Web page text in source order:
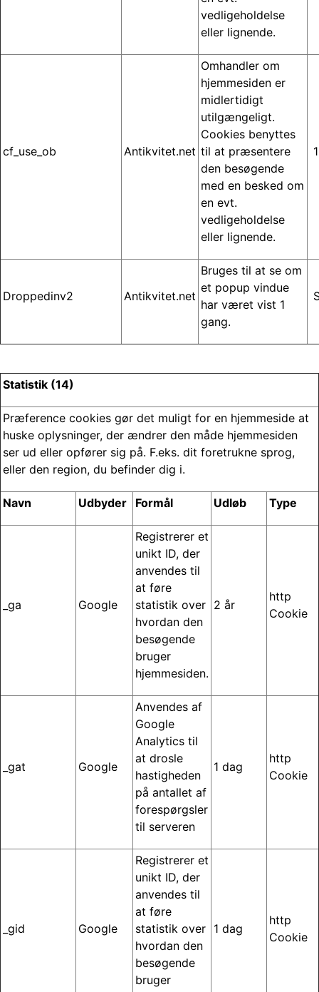
vedligeholdelse
eller lignende.
cf_use_ob Antikvitet.net
Omhandler om
hjemmesiden er
midlertidigt
utilgængeligt.
Cookies benyttes
til at præsentere
den besøgende
med en besked om
en evt.
vedligeholdelse
eller lignende.
Droppedinv2 Antikvitet.net
Bruges til at se om
et popup vindue
har været vist 1
gang.
Statistik (14)
Præference cookies gør det muligt for en hjemmeside at
huske oplysninger, der ændrer den måde hjemmesiden
ser ud eller opfører sig på. F.eks. dit foretrukne sprog,
eller den region, du befinder dig i.
Navn Udbyder Formål Udløb Type
_ga Google
Registrerer et
unikt ID, der
anvendes til
at føre
statistik over
hvordan den
besøgende
bruger
hjemmesiden.
2 år
http
Cookie
_gat Google
Anvendes af
Google
Analytics til
at drosle
hastigheden
på antallet af
forespørgsler
til serveren
1 dag
http
Cookie
_gid Google
Registrerer et
unikt ID, der
anvendes til
at føre
statistik over
hvordan den
besøgende
bruger
1 dag
http
Cookie